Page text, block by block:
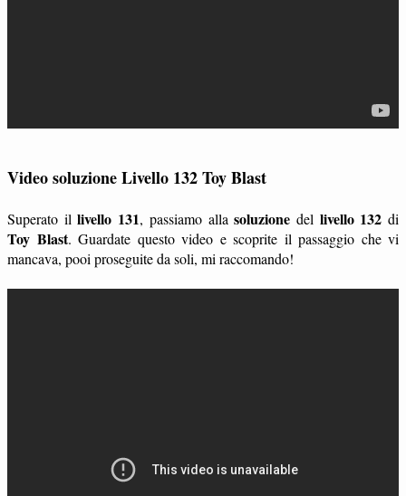
Video soluzione Livello 132 Toy Blast
Superato illivello 131, passiamo allasoluzione del livello 132 di
Toy Blast. Guardate questo video e scoprite il passaggio che vi
mancava, pooi proseguite da soli, mi raccomando!